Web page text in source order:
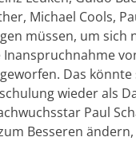
Michael Cools,
müssen, um
Das
wieder als
Paul
Besseren